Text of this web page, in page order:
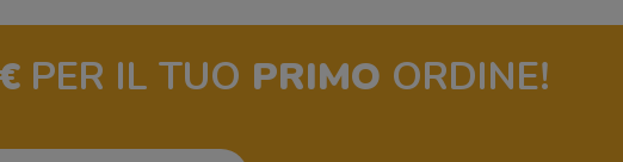
PER IL TUO PRIMO ORDINE!